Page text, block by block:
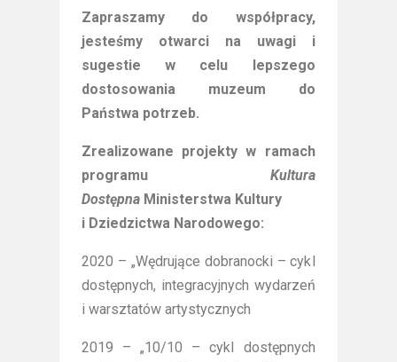
Zapraszamy do współpracy,
jesteśmy otwarci na uwagi i
sugestie w celu lepszego
dostosowania muzeum do
Państwa potrzeb.
Zrealizowane projekty w ramach
programu Kultura
Dostępna Ministerstwa Kultury
i Dziedzictwa Narodowego:
2020 – „Wędrujące dobranocki – cykl
dostępnych, integracyjnych wydarzeń
i warsztatów artystycznych
2019 – „10/10 – cykl dostępnych